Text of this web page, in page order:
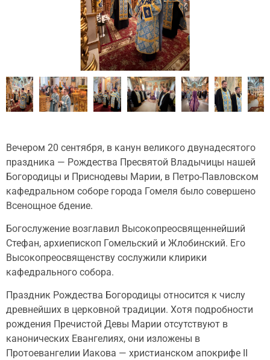
Вечером 20 сентября, в канун великого двунадесятого
праздника — Рождества Пресвятой Владычицы нашей
Богородицы и Приснодевы Марии, в Петро-Павловском
кафедральном соборе города Гомеля было совершено
Всенощное бдение.
Богослужение возглавил Высокопреосвященнейший
Стефан, архиепископ Гомельский и Жлобинский. Его
Высокопреосвященству сослужили клирики
кафедрального собора.
Праздник Рождества Богородицы относится к числу
древнейших в церковной традиции. Хотя подробности
рождения Пречистой Девы Марии отсутствуют в
канонических Евангелиях, они изложены в
Протоевангелии Иакова — христианском апокрифе II